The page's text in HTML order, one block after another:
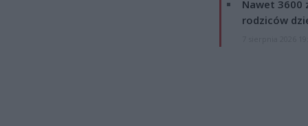
Nawet 3600
rodziców